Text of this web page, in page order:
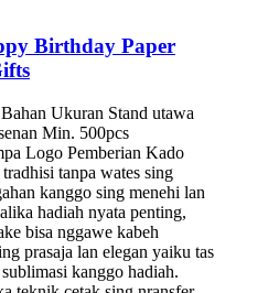
Birthday Paper
Ukuran Stand utawa
Min. 500pcs
Logo Pemberian Kado
tanpa wates sing
kanggo sing menehi lan
hadiah nyata penting,
bisa nggawe kabeh
prasaja lan elegan yaiku tas
kanggo hadiah.